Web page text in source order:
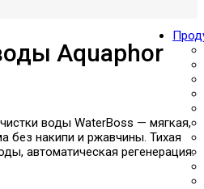
Aquaphor
воды WaterBoss — мягкая,
без накипи и ржавчины. Тихая
автоматическая регенерация.